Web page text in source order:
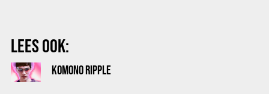
LEES OOK:
KOMONO RIPPLE